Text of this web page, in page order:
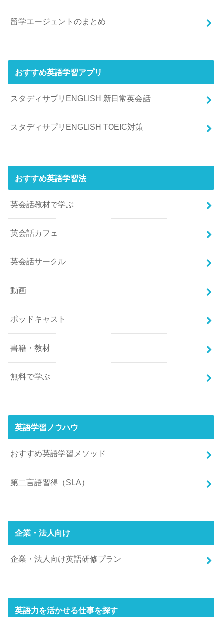
留学エージェントのまとめ
おすすめ英語学習アプリ
スタディサプリENGLISH 新日常英会話
スタディサプリENGLISH TOEIC対策
おすすめ英語学習法
英会話教材で学ぶ
英会話カフェ
英会話サークル
動画
ポッドキャスト
書籍・教材
無料で学ぶ
英語学習ノウハウ
おすすめ英語学習メソッド
第二言語習得（SLA）
企業・法人向け
企業・法人向け英語研修プラン
英語力を活かせる仕事を探す